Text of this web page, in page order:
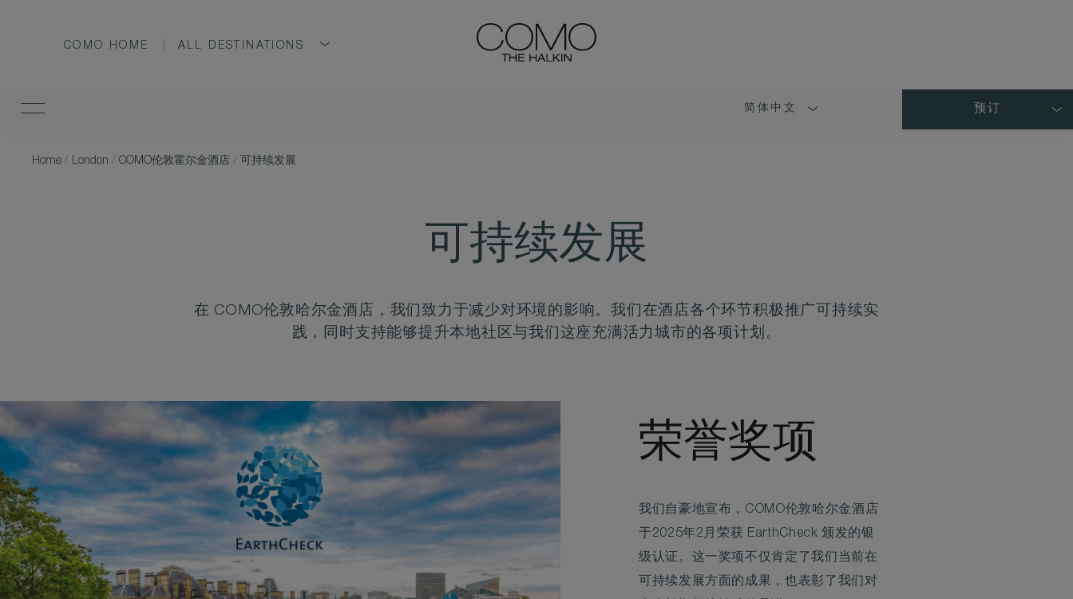
COMO HOME ALL DESTINATIONS
简体中文 预订
Home / London / COMO伦敦霍尔金酒店 / 可持续发展
可持续发展
在 COMO伦敦哈尔金酒店，我们致力于减少对环境的影响。我们在酒店各个环节积极推广可持续实
践，同时支持能够提升本地社区与我们这座充满活力城市的各项计划。
荣誉奖项
我们自豪地宣布，COMO伦敦哈尔金酒店
于2025年2月荣获 EarthCheck 颁发的银
级认证。这一奖项不仅肯定了我们当前在
可持续发展方面的成果，也表彰了我们对